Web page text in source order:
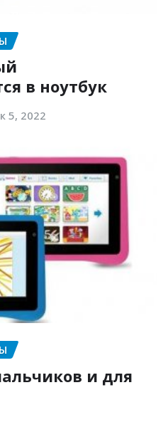
в ноутбук
5, 2022
и для